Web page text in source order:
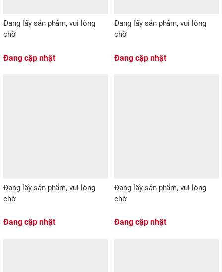
Đang lấy sản phẩm, vui lòng
chờ
Đang cập nhật
Đang lấy sản phẩm, vui lòng
chờ
Đang cập nhật
Đang lấy sản phẩm, vui lòng
chờ
Đang cập nhật
Đang lấy sản phẩm, vui lòng
chờ
Đang cập nhật